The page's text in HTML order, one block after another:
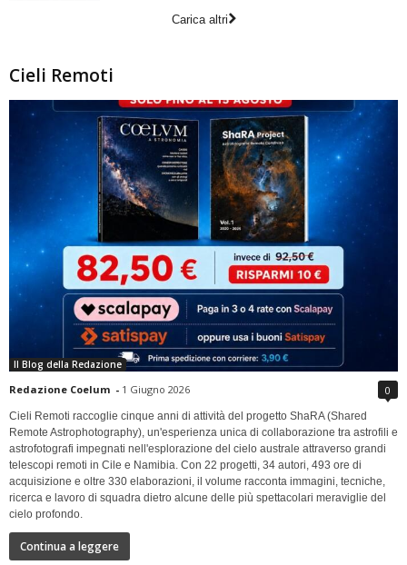
Carica altri
Cieli Remoti
Il Blog della Redazione
Redazione Coelum - 1 Giugno 2026 0
Cieli Remoti raccoglie cinque anni di attività del progetto ShaRA (Shared
Remote Astrophotography), un'esperienza unica di collaborazione tra astrofili e
astrofotografi impegnati nell'esplorazione del cielo australe attraverso grandi
telescopi remoti in Cile e Namibia. Con 22 progetti, 34 autori, 493 ore di
acquisizione e oltre 330 elaborazioni, il volume racconta immagini, tecniche,
ricerca e lavoro di squadra dietro alcune delle più spettacolari meraviglie del
cielo profondo.
Continua a leggere